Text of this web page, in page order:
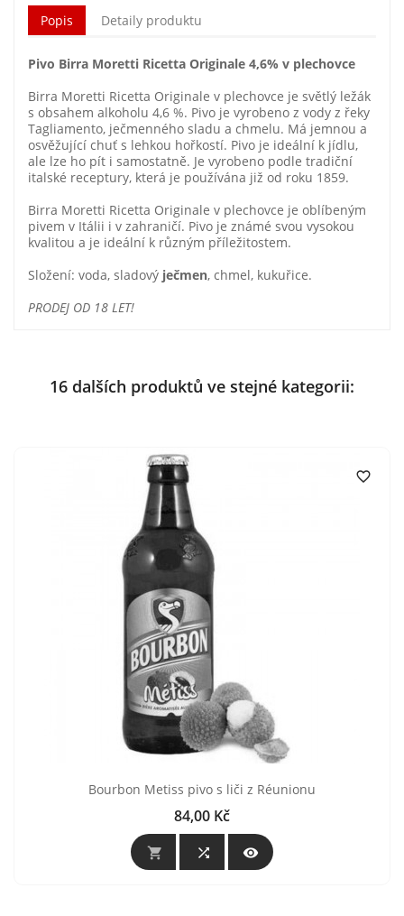
Popis Detaily produktu
Pivo Birra Moretti Ricetta Originale 4,6% v plechovce
Birra Moretti Ricetta Originale v plechovce je světlý ležák
s obsahem alkoholu 4,6 %. Pivo je vyrobeno z vody z řeky
Tagliamento, ječmenného sladu a chmelu. Má jemnou a
osvěžující chuť s lehkou hořkostí. Pivo je ideální k jídlu,
ale lze ho pít i samostatně. Je vyrobeno podle tradiční
italské receptury, která je používána již od roku 1859.
Birra Moretti Ricetta Originale v plechovce je oblíbeným
pivem v Itálii i v zahraničí. Pivo je známé svou vysokou
kvalitou a je ideální k různým příležitostem.
Složení: voda, sladový ječmen, chmel, kukuřice.
PRODEJ OD 18 LET!
16 dalších produktů ve stejné kategorii:

Bourbon Metiss pivo s liči z Réunionu
Cena
84,00 Kč
  